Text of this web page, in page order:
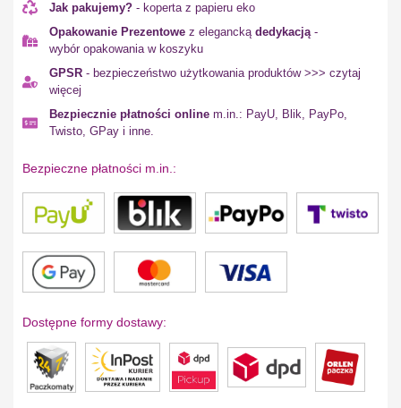
Jak pakujemy? - koperta z papieru eko
Opakowanie Prezentowe z eleganckądedykacją-
wybór opakowania w koszyku
GPSR - bezpieczeństwo użytkowania produktów >>> czytaj
więcej
Bezpiecznie płatności online m.in.: PayU, Blik, PayPo,
Twisto, GPay i inne.
Bezpieczne płatności m.in.:
Dostępne formy dostawy: